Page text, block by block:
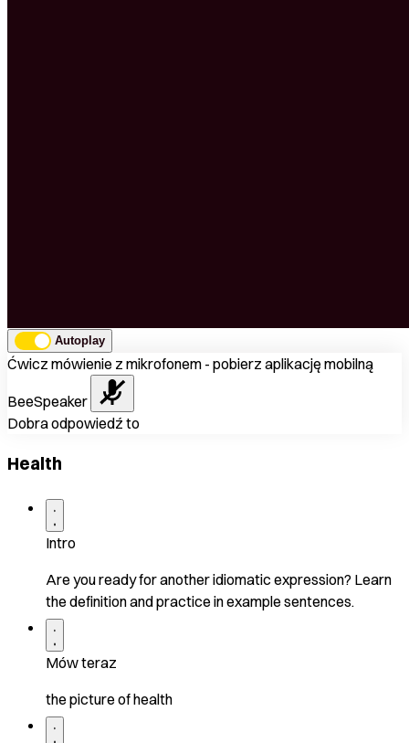
Autoplay
Ćwicz mówienie z mikrofonem - pobierz aplikację mobilną
BeeSpeaker
Dobra odpowiedź to
Health
Intro
Are you ready for another idiomatic expression? Learn
the definition and practice in example sentences.
Mów teraz
the picture of health